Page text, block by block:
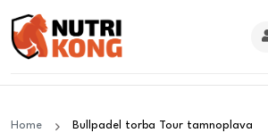
Home Bullpadel torba Tour tamnoplava